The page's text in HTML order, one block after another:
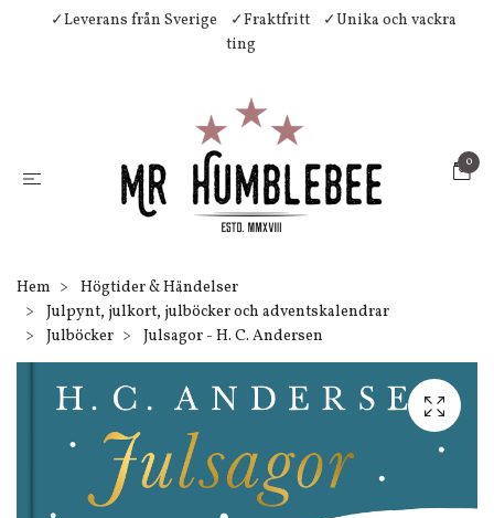
✓Leverans från Sverige ✓Fraktfritt
✓Unika och vackra
ting
0
Hem
Högtider & Händelser
Julpynt, julkort, julböcker och adventskalendrar
Julböcker
Julsagor - H. C. Andersen